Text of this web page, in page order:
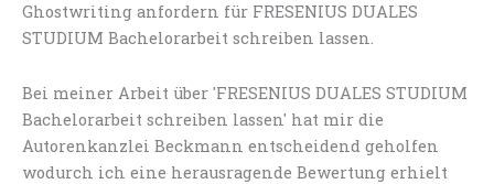
Ghostwriting anfordern für FRESENIUS DUALES
STUDIUM Bachelorarbeit schreiben lassen.
Bei meiner Arbeit über 'FRESENIUS DUALES STUDIUM
Bachelorarbeit schreiben lassen' hat mir die
Autorenkanzlei Beckmann entscheidend geholfen
wodurch ich eine herausragende Bewertung erhielt